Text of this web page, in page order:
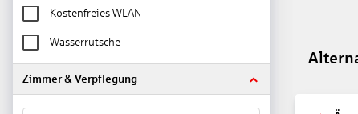
Kostenfreies WLAN
Wasserrutsche
Zimmer & Verpflegung